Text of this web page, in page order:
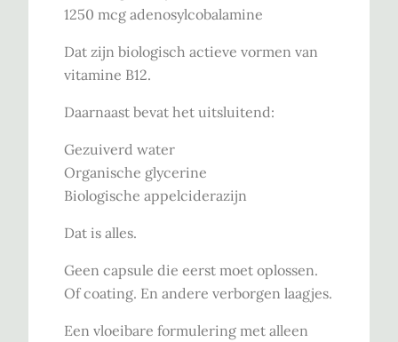
1250 mcg adenosylcobalamine
Dat zijn biologisch actieve vormen van
vitamine B12.
Daarnaast bevat het uitsluitend:
Gezuiverd water
Organische glycerine
Biologische appelciderazijn
Dat is alles.
Geen capsule die eerst moet oplossen.
Of coating. En andere verborgen laagjes.
Een vloeibare formulering met alleen